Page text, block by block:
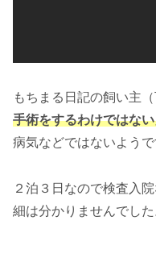
もちまる日記の飼い主
手術をするわけではな
病気などではないようで
２泊３日なので検査入
細は分かりませんでした